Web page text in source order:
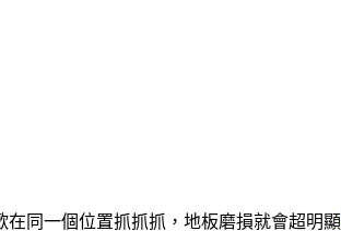
同一個位置抓抓抓，地板磨損就會超明顯